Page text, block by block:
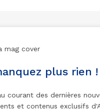
plus rien !
courant des dernières
et contenus exclusifs